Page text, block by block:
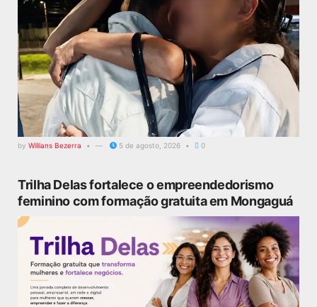
by Willians Bezerra 5 de agosto, 2026 0
Trilha Delas fortalece o empreendedorismo
feminino com formação gratuita em Mongaguá